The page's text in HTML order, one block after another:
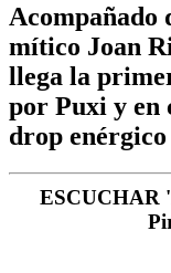
Acompañado
mítico Joan
llega la
por Puxi y en
drop
ESCUCHAR